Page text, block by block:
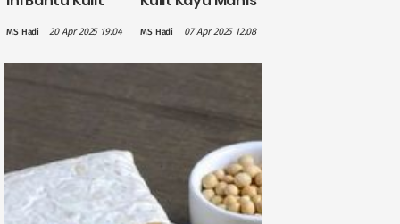
MS Hadi 20 Apr 2025 19:04
Kesehatan,
Salah Satunya
Antioksidan
MS Hadi 07 Apr 2025 12:08